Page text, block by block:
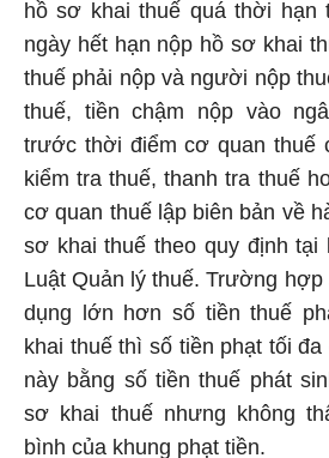
hồ sơ khai thuế quá thời hạn
ngày hết hạn nộp hồ sơ khai
thuế phải nộp và người nộp
thuế, tiền chậm nộp vào
trước thời điểm cơ quan thuế
kiểm tra thuế, thanh tra thuế
cơ quan thuế lập biên bản về
sơ khai thuế theo quy định tại
Luật Quản lý thuế. Trường
dụng lớn hơn số tiền thuế
khai thuế thì số tiền phạt tối
này bằng số tiền thuế phát
sơ khai thuế nhưng không
bình của khung phạt tiền.